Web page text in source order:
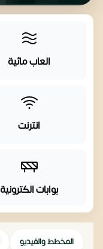
العاب مائية
انترنت
بوابات الكترونية
المخطط والفيديو